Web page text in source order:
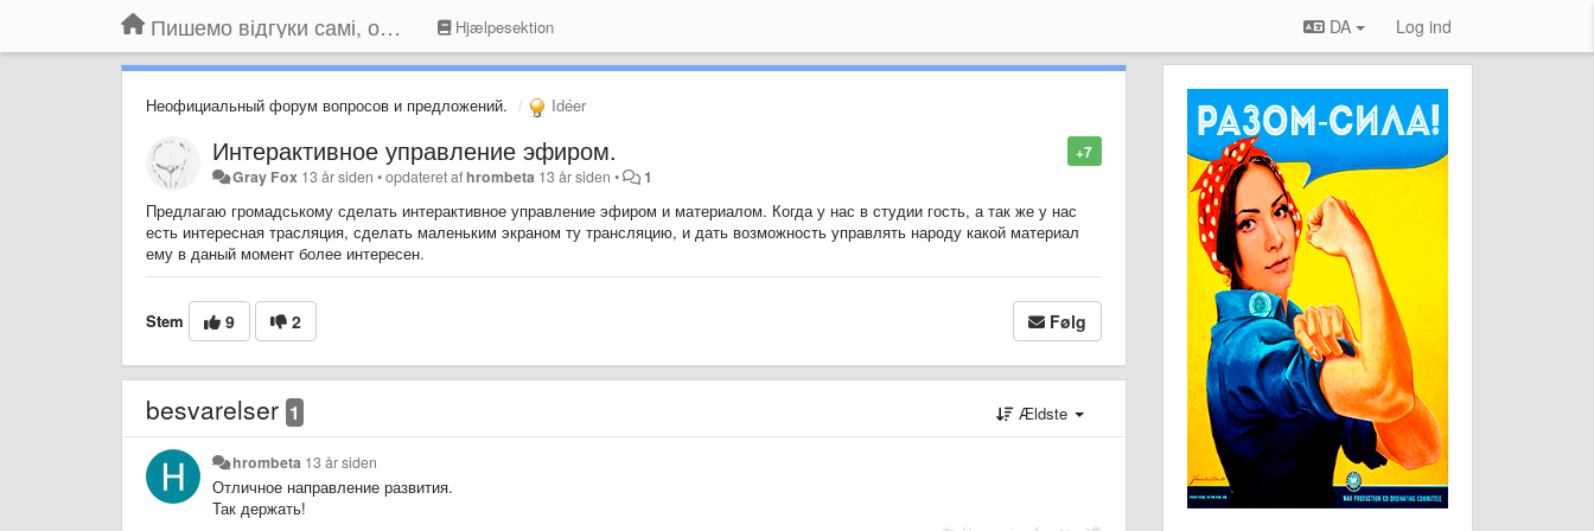
Пишемо відгуки самі, обговорюємо інші ідеї та пропозиції до Громадського Телебачення Hjælpesektion DA Log ind
Неофициальный форум вопросов и предложений. Idéer
+7
Интерактивное управление эфиром.
Gray Fox 13 år siden •opdateret afhrombeta 13 år siden • 1
Предлагаю громадському сделать интерактивное управление эфиром и материалом. Когда у нас в студии гость, а так же у нас
есть интересная трасляция, сделать маленьким экраном ту трансляцию, и дать возможность управлять народу какой материал
ему в даный момент более интересен.
Stem 9 2 Følg
besvarelser 1 Ældste
hrombeta 13 år siden
Отличное направление развития.
Так держать!